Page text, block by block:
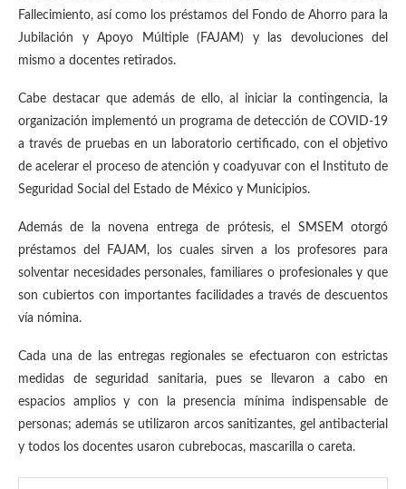
Fallecimiento, así como los préstamos del Fondo de Ahorro para la
Jubilación y Apoyo Múltiple (FAJAM) y las devoluciones del
mismo a docentes retirados.
Cabe destacar que además de ello, al iniciar la contingencia, la
organización implementó un programa de detección de COVID-19
a través de pruebas en un laboratorio certificado, con el objetivo
de acelerar el proceso de atención y coadyuvar con el Instituto de
Seguridad Social del Estado de México y Municipios.
Además de la novena entrega de prótesis, el SMSEM otorgó
préstamos del FAJAM, los cuales sirven a los profesores para
solventar necesidades personales, familiares o profesionales y que
son cubiertos con importantes facilidades a través de descuentos
vía nómina.
Cada una de las entregas regionales se efectuaron con estrictas
medidas de seguridad sanitaria, pues se llevaron a cabo en
espacios amplios y con la presencia mínima indispensable de
personas; además se utilizaron arcos sanitizantes, gel antibacterial
y todos los docentes usaron cubrebocas, mascarilla o careta.